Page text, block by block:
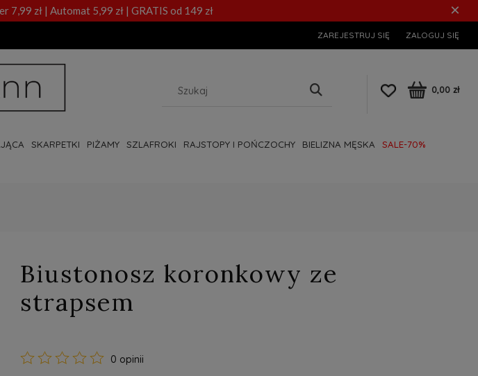
7,99 zł | Automat 5,99 zł | GRATIS od 149 zł ×
ZAREJESTRUJ SIĘ ZALOGUJ SIĘ
0,00 zł
SKARPETKI PIŻAMY SZLAFROKI RAJSTOPY I POŃCZOCHY BIELIZNA MĘSKA SALE-70%
Biustonosz koronkowy ze
strapsem
0 opinii